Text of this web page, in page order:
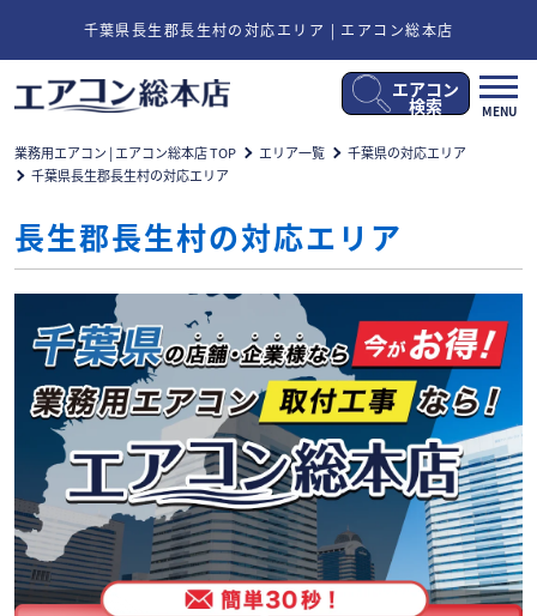
千葉県長生郡長生村の対応エリア | エアコン総本店
メ
ニ
MENU
エアコン
検索
業務用エアコン | エアコン総本店 TOP エリア一覧
千葉県の対応エリア
千葉県長生郡長生村の対応エリア
長生郡長生村の対応エリア